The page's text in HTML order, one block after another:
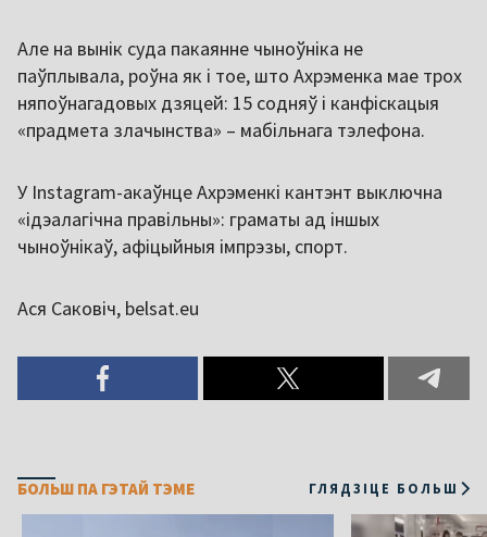
Але на вынік суда пакаянне чыноўніка не
паўплывала, роўна як і тое, што Ахрэменка мае трох
няпоўнагадовых дзяцей: 15 содняў і канфіскацыя
«прадмета злачынства» – мабільнага тэлефона.
У Instagram-акаўнце Ахрэменкі кантэнт выключна
«ідэалагічна правільны»: граматы ад іншых
чыноўнікаў, афіцыйныя імпрэзы, спорт.
Ася Саковіч, belsat.eu
БОЛЬШ ПА ГЭТАЙ ТЭМЕ ГЛЯДЗІЦЕ БОЛЬШ